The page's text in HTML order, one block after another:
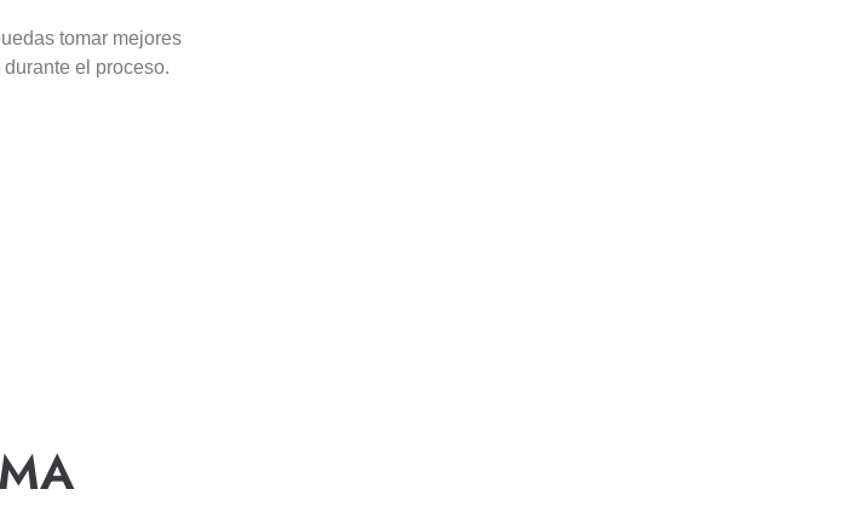
tomar mejores
el proceso.